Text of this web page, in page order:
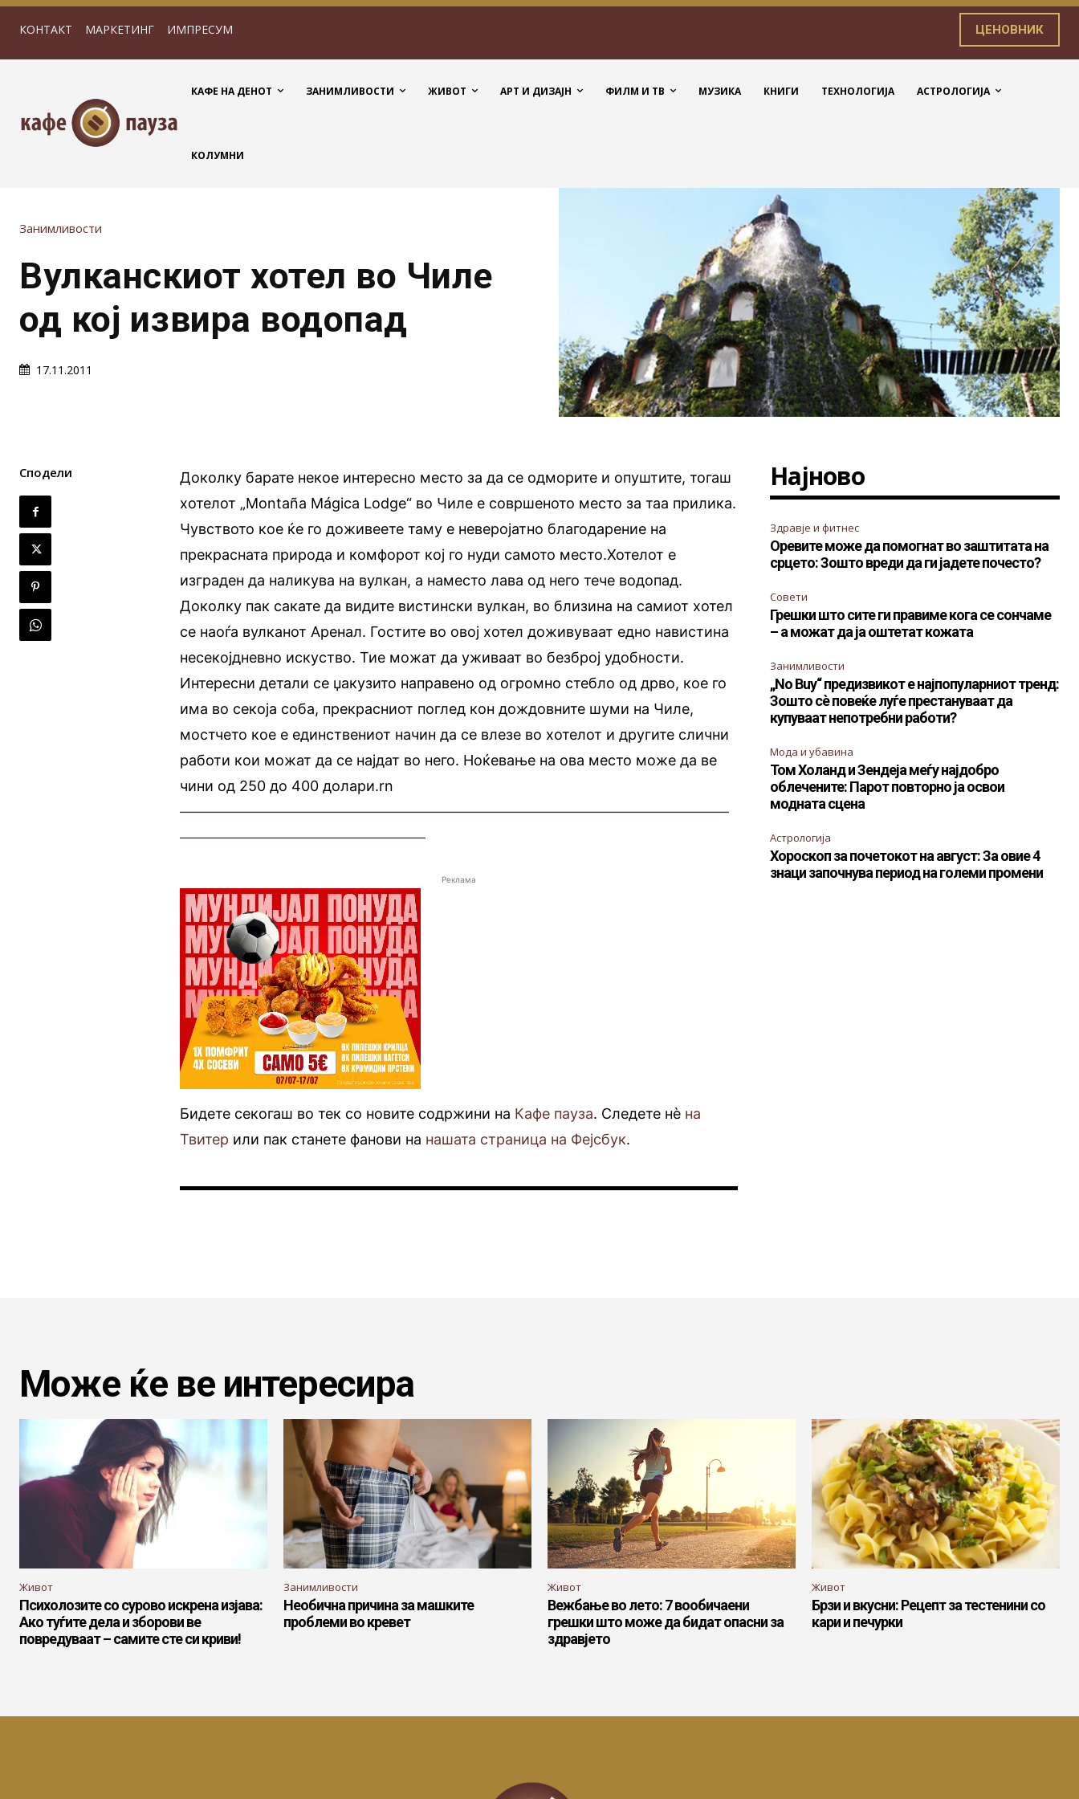
КОНТАКТ МАРКЕТИНГ ИМПРЕСУМ ЦЕНОВНИК
КАФЕ НА ДЕНОТ ЗАНИМЛИВОСТИ ЖИВОТ АРТ И ДИЗАЈН ФИЛМ И ТВ МУЗИКА КНИГИ ТЕХНОЛОГИЈА АСТРОЛОГИЈА
КОЛУМНИ
Занимливости
Вулканскиот хотел во Чиле
од кој извира водопад
17.11.2011
Сподели
Доколку барате некое интересно место за да се одморите и опуштите, тогаш
хотелот „Montaña Mágica Lodge“ во Чиле е совршеното место за таа прилика.
Чувството кое ќе го доживеете таму е неверојатно благодарение на
прекрасната природа и комфорот кој го нуди самото место.Хотелот е
изграден да наликува на вулкан, а наместо лава од него тече водопад.
Доколку пак сакате да видите вистински вулкан, во близина на самиот хотел
се наоѓа вулканот Аренал. Гостите во овој хотел доживуваат едно навистина
несекојдневно искуство. Тие можат да уживаат во безброј удобности.
Интересни детали се џакузито направено од огромно стебло од дрво, кое го
има во секоја соба, прекрасниот поглед кон дождовните шуми на Чиле,
мостчето кое е единствениот начин да се влезе во хотелот и другите слични
работи кои можат да се најдат во него. Ноќевање на ова место може да ве
чини од 250 до 400 долари.rn
——————————————————————————————————————
—————————————————
Реклама
Бидете секогаш во тек со новите содржини на Кафе пауза. Следете нè на
Твитер или пак станете фанови на нашата страница на Фејсбук.
Најново
Здравје и фитнес
Оревите може да помогнат во заштитата на
срцето: Зошто вреди да ги јадете почесто?
Совети
Грешки што сите ги правиме кога се сончаме
– а можат да ја оштетат кожата
Занимливости
„No Buy“ предизвикот е најпопуларниот тренд:
Зошто сè повеќе луѓе престануваат да
купуваат непотребни работи?
Мода и убавина
Том Холанд и Зендеја меѓу најдобро
облечените: Парот повторно ја освои
модната сцена
Астрологија
Хороскоп за почетокот на август: За овие 4
знаци започнува период на големи промени
Може ќе ве интересира
Живот
Психолозите со сурово искрена изјава:
Ако туѓите дела и зборови ве
повредуваат – самите сте си криви!
Занимливости
Необична причина за машките
проблеми во кревет
Живот
Вежбање во лето: 7 вообичаени
грешки што може да бидат опасни за
здравјето
Живот
Брзи и вкусни: Рецепт за тестенини со
кари и печурки